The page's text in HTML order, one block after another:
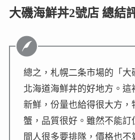
大磯海鮮丼2號店 總結
總之，札幌二条市場的「大
北海道海鮮丼的好地方。這
新鮮，份量也給得很大方，
蟹，品質很好。雖然不能訂
間人很多要排隊，價格也不